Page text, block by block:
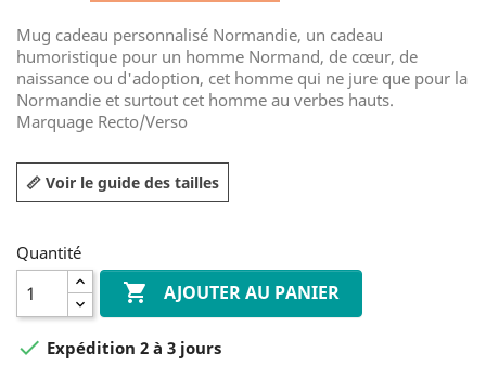
Mug cadeau personnalisé Normandie, un cadeau
humoristique pour un homme Normand, de cœur, de
naissance ou d'adoption, cet homme qui ne jure que pour la
Normandie et surtout cet homme au verbes hauts.
Marquage Recto/Verso
📏 Voir le guide des tailles
Quantité
 AJOUTER AU PANIER
 Expédition 2 à 3 jours